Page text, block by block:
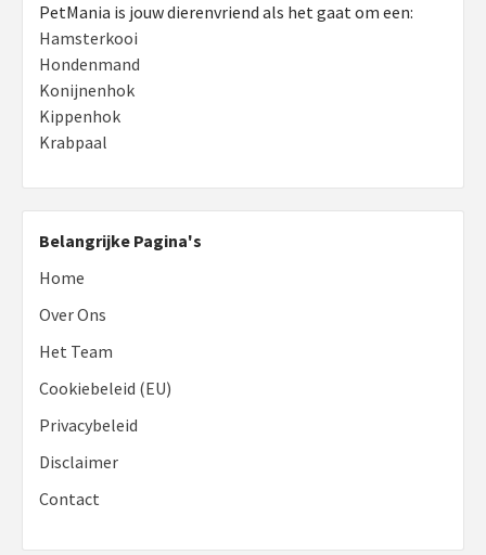
PetMania is jouw dierenvriend als het gaat om een:
Hamsterkooi
Hondenmand
Konijnenhok
Kippenhok
Krabpaal
Belangrijke Pagina's
Home
Over Ons
Het Team
Cookiebeleid (EU)
Privacybeleid
Disclaimer
Contact